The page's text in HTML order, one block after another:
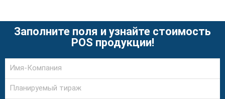
Заполните поля и узнайте стоимость
POS продукции!